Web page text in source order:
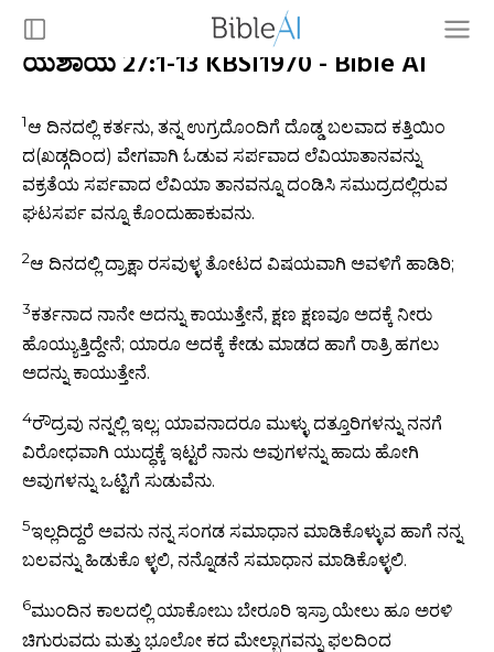
ಯೆಶಾಯ 27:1-13 KBSI1970 - Bible AI
1ಆ ದಿನದಲ್ಲಿ ಕರ್ತನು, ತನ್ನ ಉಗ್ರದೊಂದಿಗೆ ದೊಡ್ಡ ಬಲವಾದ ಕತ್ತಿಯಿಂ
ದ(ಖಡ್ಗದಿಂದ) ವೇಗವಾಗಿ ಓಡುವ ಸರ್ಪವಾದ ಲೆವಿಯಾತಾನವನ್ನು
ವಕ್ರತೆಯ ಸರ್ಪವಾದ ಲೆವಿಯಾ ತಾನವನ್ನೂ ದಂಡಿಸಿ ಸಮುದ್ರದಲ್ಲಿರುವ
ಘಟಸರ್ಪ ವನ್ನೂ ಕೊಂದುಹಾಕುವನು.
2ಆ ದಿನದಲ್ಲಿ ದ್ರಾಕ್ಷಾ ರಸವುಳ್ಳ ತೋಟದ ವಿಷಯವಾಗಿ ಅವಳಿಗೆ ಹಾಡಿರಿ;
3ಕರ್ತನಾದ ನಾನೇ ಅದನ್ನು ಕಾಯುತ್ತೇನೆ, ಕ್ಷಣ ಕ್ಷಣವೂ ಅದಕ್ಕೆ ನೀರು
ಹೊಯ್ಯುತ್ತಿದ್ದೇನೆ; ಯಾರೂ ಅದಕ್ಕೆ ಕೇಡು ಮಾಡದ ಹಾಗೆ ರಾತ್ರಿ ಹಗಲು
ಅದನ್ನು ಕಾಯುತ್ತೇನೆ.
4ರೌದ್ರವು ನನ್ನಲ್ಲಿ ಇಲ್ಲ; ಯಾವನಾದರೂ ಮುಳ್ಳು ದತ್ತೂರಿಗಳನ್ನು ನನಗೆ
ವಿರೋಧವಾಗಿ ಯುದ್ಧಕ್ಕೆ ಇಟ್ಟರೆ ನಾನು ಅವುಗಳನ್ನು ಹಾದು ಹೋಗಿ
ಅವುಗಳನ್ನು ಒಟ್ಟಿಗೆ ಸುಡುವೆನು.
5ಇಲ್ಲದಿದ್ದರೆ ಅವನು ನನ್ನ ಸಂಗಡ ಸಮಾಧಾನ ಮಾಡಿಕೊಳ್ಳುವ ಹಾಗೆ ನನ್ನ
ಬಲವನ್ನು ಹಿಡುಕೊ ಳ್ಳಲಿ, ನನ್ನೊಡನೆ ಸಮಾಧಾನ ಮಾಡಿಕೊಳ್ಳಲಿ.
6ಮುಂದಿನ ಕಾಲದಲ್ಲಿ ಯಾಕೋಬು ಬೇರೂರಿ ಇಸ್ರಾ ಯೇಲು ಹೂ ಅರಳಿ
ಚಿಗುರುವದು ಮತ್ತು ಭೂಲೋ ಕದ ಮೇಲ್ಭಾಗವನ್ನು ಫಲದಿಂದ